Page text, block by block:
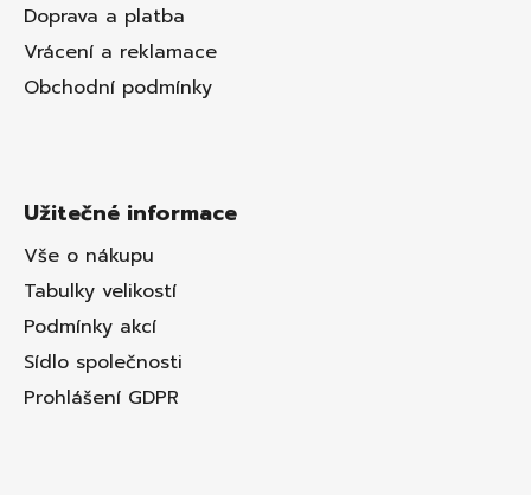
Doprava a platba
Vrácení a reklamace
Obchodní podmínky
Užitečné informace
Vše o nákupu
Tabulky velikostí
Podmínky akcí
Sídlo společnosti
Prohlášení GDPR